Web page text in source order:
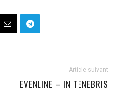
Article suivant
EVENLINE – IN TENEBRIS